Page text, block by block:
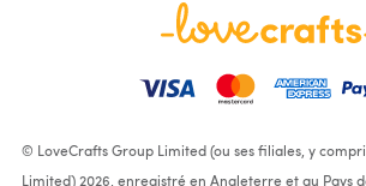
© LoveCrafts Group Limited (ou ses filiales, y
Limited) 2026, enregistré en Angleterre et au Pays